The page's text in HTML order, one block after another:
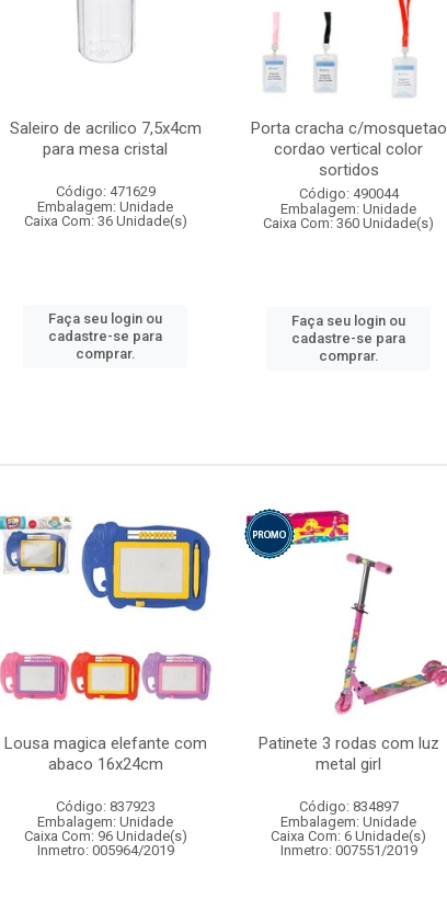
Saleiro de acrilico 7,5x4cm
para mesa cristal
Código: 471629
Embalagem: Unidade
Caixa Com: 36 Unidade(s)
Faça seu login ou
cadastre-se para
comprar.
Porta cracha c/mosquetao
cordao vertical color
sortidos
Código: 490044
Embalagem: Unidade
Caixa Com: 360 Unidade(s)
Faça seu login ou
cadastre-se para
comprar.
Lousa magica elefante com
abaco 16x24cm
Código: 837923
Embalagem: Unidade
Caixa Com: 96 Unidade(s)
Inmetro: 005964/2019
Patinete 3 rodas com luz
metal girl
Código: 834897
Embalagem: Unidade
Caixa Com: 6 Unidade(s)
Inmetro: 007551/2019